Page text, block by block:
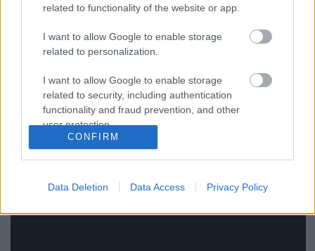
related to functionality of the website or app.
I want to allow Google to enable storage
related to personalization.
I want to allow Google to enable storage
related to security, including authentication
functionality and fraud prevention, and other
user protection.
CONFIRM
Data Deletion Data Access Privacy Policy
Ez pedig Fiona Apple legutóbbi klipje, amelyet a
tavalyiThe Idler Wheel... című albumának
filmrendezőPaul Thomas Anderson: